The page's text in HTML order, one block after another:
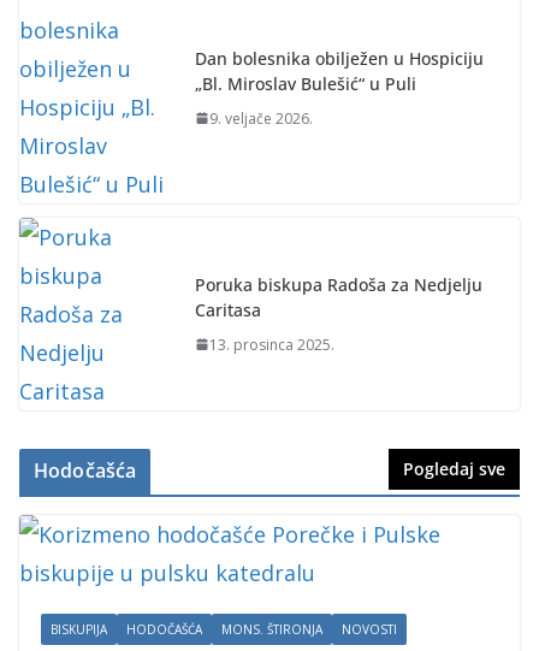
Dan bolesnika obilježen u Hospiciju
„Bl. Miroslav Bulešić“ u Puli
9. veljače 2026.
Poruka biskupa Radoša za Nedjelju
Caritasa
13. prosinca 2025.
Hodočašća Pogledaj sve
BISKUPIJA HODOČAŠĆA MONS. ŠTIRONJA NOVOSTI